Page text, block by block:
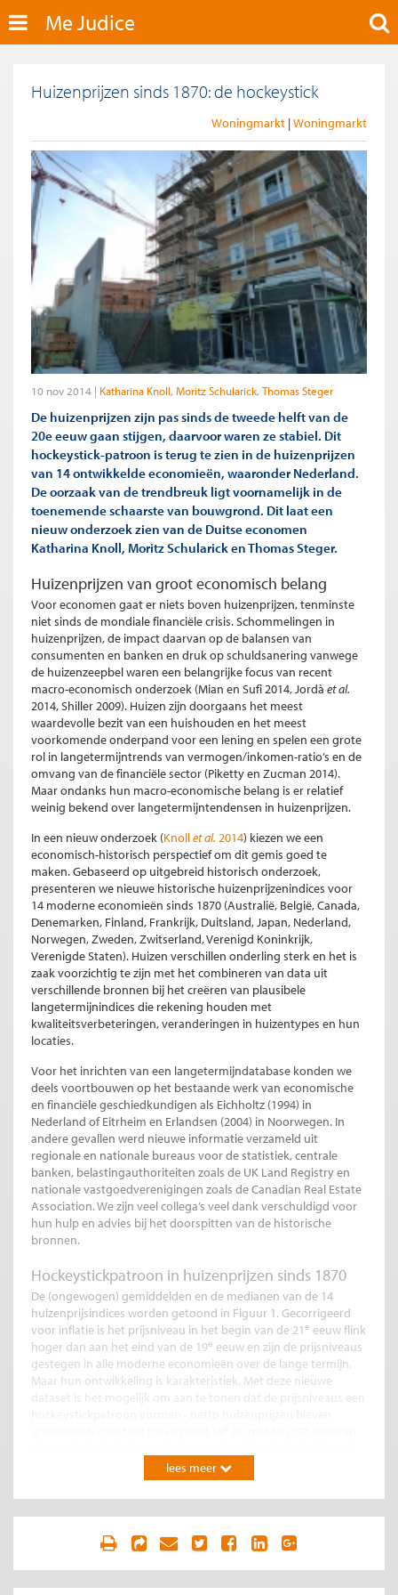
Me Judice
Huizenprijzen sinds 1870: de hockeystick
Woningmarkt Woningmarkt
10 nov 2014 Katharina Knoll Moritz Schularick Thomas Steger
De huizenprijzen zijn pas sinds de tweede helft van de
20e eeuw gaan stijgen, daarvoor waren ze stabiel. Dit
hockeystick-patroon is terug te zien in de huizenprijzen
van 14 ontwikkelde economieën, waaronder Nederland.
De oorzaak van de trendbreuk ligt voornamelijk in de
toenemende schaarste van bouwgrond. Dit laat een
nieuw onderzoek zien van de Duitse economen
Katharina Knoll, Moritz Schularick en Thomas Steger.
Huizenprijzen van groot economisch belang
Voor economen gaat er niets boven huizenprijzen, tenminste
niet sinds de mondiale financiële crisis. Schommelingen in
huizenprijzen, de impact daarvan op de balansen van
consumenten en banken en druk op schuldsanering vanwege
de huizenzeepbel waren een belangrijke focus van recent
macro-economisch onderzoek (Mian en Sufi 2014, Jordà et al.
2014, Shiller 2009). Huizen zijn doorgaans het meest
waardevolle bezit van een huishouden en het meest
voorkomende onderpand voor een lening en spelen een grote
rol in langetermijntrends van vermogen/inkomen-ratio’s en de
omvang van de financiële sector (Piketty en Zucman 2014).
Maar ondanks hun macro-economische belang is er relatief
weinig bekend over langetermijntendensen in huizenprijzen.
In een nieuw onderzoek (Knollet al. 2014) kiezen we een
economisch-historisch perspectief om dit gemis goed te
maken. Gebaseerd op uitgebreid historisch onderzoek,
presenteren we nieuwe historische huizenprijzenindices voor
14 moderne economieën sinds 1870 (Australië, België, Canada,
Denemarken, Finland, Frankrijk, Duitsland, Japan, Nederland,
Norwegen, Zweden, Zwitserland, Verenigd Koninkrijk,
Verenigde Staten). Huizen verschillen onderling sterk en het is
zaak voorzichtig te zijn met het combineren van data uit
verschillende bronnen bij het creëren van plausibele
langetermijnindices die rekening houden met
kwaliteitsverbeteringen, veranderingen in huizentypes en hun
locaties.
Voor het inrichten van een langetermijndatabase konden we
deels voortbouwen op het bestaande werk van economische
en financiële geschiedkundigen als Eichholtz (1994) in
Nederland of Eitrheim en Erlandsen (2004) in Noorwegen. In
andere gevallen werd nieuwe informatie verzameld uit
regionale en nationale bureaus voor de statistiek, centrale
banken, belastingauthoriteiten zoals de UK Land Registry en
nationale vastgoedverenigingen zoals de Canadian Real Estate
Association. We zijn veel collega’s veel dank verschuldigd voor
hun hulp en advies bij het doorspitten van de historische
bronnen.
Hockeystickpatroon in huizenprijzen sinds 1870
De (ongewogen) gemiddelden en de medianen van de 14
huizenprijsindices worden getoond in Figuur 1. Gecorrigeerd
voor inflatie is het prijsniveau in het begin van de 21e eeuw flink
hoger dan aan het eind van de 19e eeuw en zijn de prijsniveaus
gestegen in alle moderne economieën over de lange termijn.
Maar hun ontwikkeling is karakteristiek. Met deze nieuwe
dataset is het mogelijk om aan te tonen dat de prijsniveaus een
zijn netto huizenprijzen bijna verdrievoudigd sinds 1900 en
deze stijging vond vrijwel uitsluitend plaats in de tweede helft
van de 20 eeuw.
in huizenprijstrends over de lange termijn. De netto
lees meer